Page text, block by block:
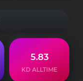
5.83
KD ALLTIME